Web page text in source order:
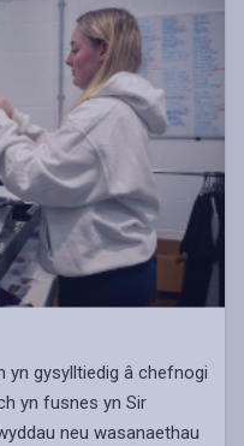
yn gysylltiedig â chefnogi
yn fusnes yn Sir
neu wasanaethau